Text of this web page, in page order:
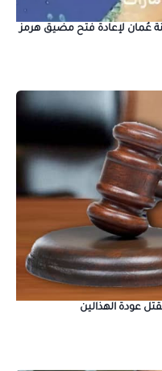
عُمان لإعادة فتح مضيق هرمز
عودة الهذالين